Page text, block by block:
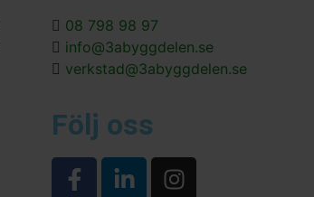
08 798 98 97
info@3abyggdelen.se
verkstad@3abyggdelen.se
Följ oss